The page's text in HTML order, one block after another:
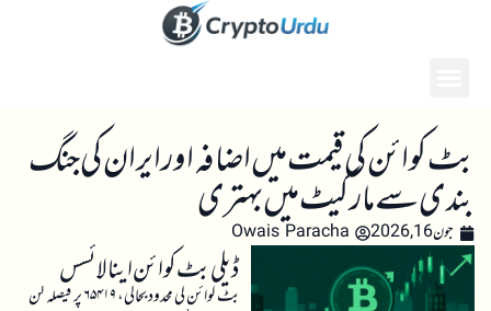
بٹ کوائن کی قیمت میں اضافہ اور ایران کی جنگ
بندی سے مارکیٹ میں بہتری
جون 16, 2026 Owais Paracha
ڈیلی بٹ کوائن اینالائسس
بٹ کوائن کی محدود بحالی، ۶۵۴۱۹ پر فیصلہ کن